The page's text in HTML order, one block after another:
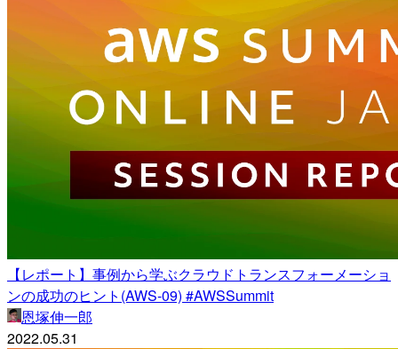
【レポート】事例から学ぶクラウドトランスフォーメーショ
ンの成功のヒント(AWS-09) #AWSSummit
恩塚伸一郎
2022.05.31